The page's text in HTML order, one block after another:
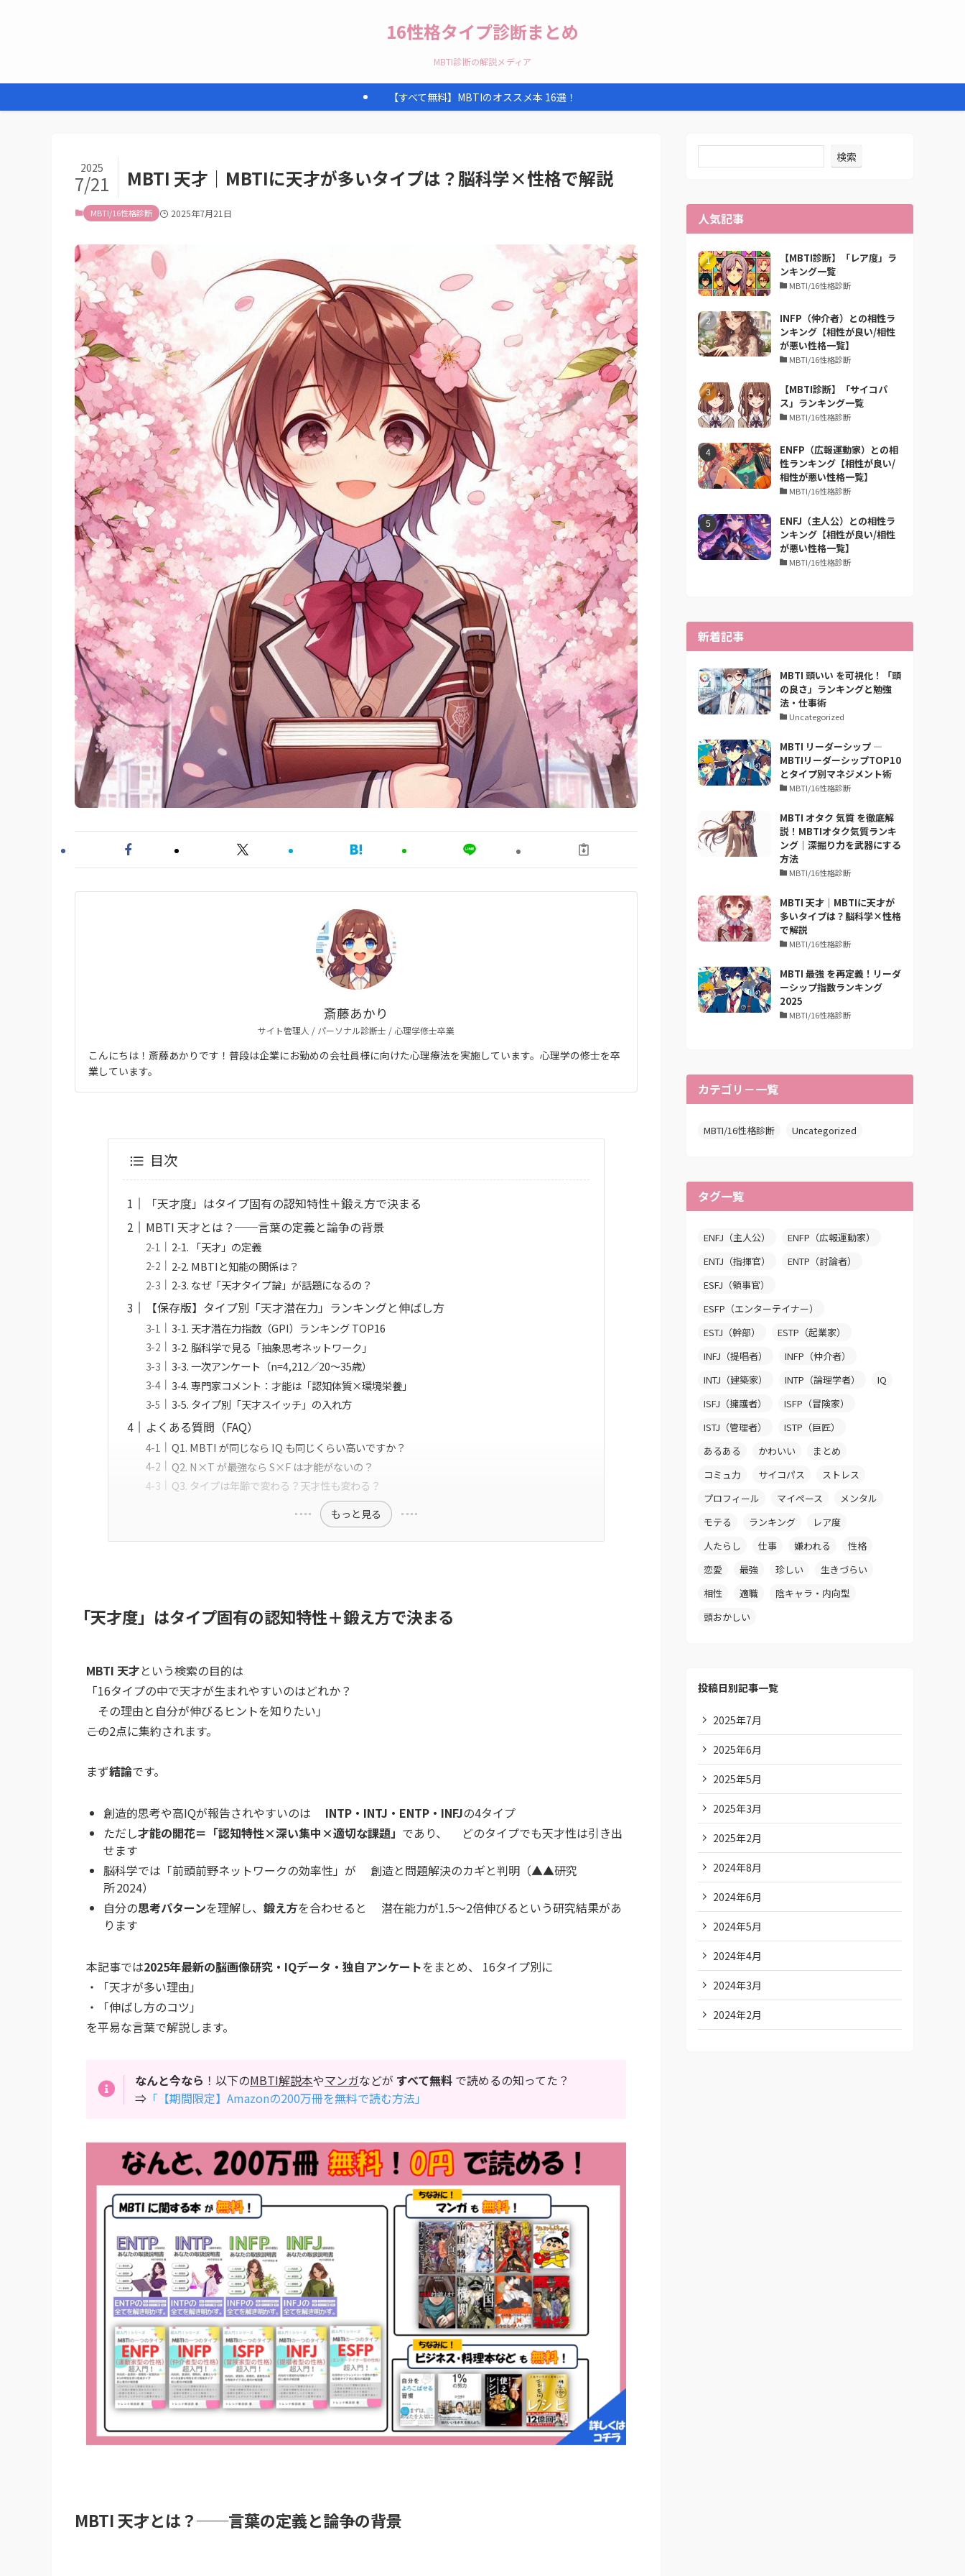
16性格タイプ診断まとめ
MBTI診断の解説メディア
【すべて無料】MBTIのオススメ本 16選！
MBTI 天才｜MBTIに天才が多いタイプは？脳科学×性格で解説
2025
7/21
MBTI/16性格診断 2025年7月21日
斎藤あかり
サイト管理人 / パーソナル診断士 / 心理学修士卒業
こんにちは！斎藤あかりです！普段は企業にお勤めの会社員様に向けた心理療法を実施しています。心理学の修士を卒
業しています。
目次
「天才度」はタイプ固有の認知特性＋鍛え方で決まる
MBTI 天才とは？──言葉の定義と論争の背景
2‑1. 「天才」の定義
2‑2. MBTIと知能の関係は？
2‑3. なぜ「天才タイプ論」が話題になるの？
【保存版】タイプ別「天才潜在力」ランキングと伸ばし方
3‑1. 天才潜在力指数（GPI）ランキング TOP16
3‑2. 脳科学で見る「抽象思考ネットワーク」
3‑3. 一次アンケート（n=4,212／20〜35歳）
3‑4. 専門家コメント：才能は「認知体質×環境栄養」
3‑5. タイプ別「天才スイッチ」の入れ方
よくある質問（FAQ）
Q1. MBTI が同じなら IQ も同じくらい高いですか？
Q2. N×T が最強なら S×F は才能がないの？
Q3. タイプは年齢で変わる？天才性も変わる？
もっと見る
「天才度」はタイプ固有の認知特性＋鍛え方で決まる
MBTI 天才という検索の目的は
「16タイプの中で天才が生まれやすいのはどれか？
その理由と自分が伸びるヒントを知りたい」
――この2点に集約されます。
まず結論です。
創造的思考や高IQが報告されやすいのは INTP・INTJ・ENTP・INFJの4タイプ
ただし才能の開花＝「認知特性×深い集中×適切な課題」 であり、 どのタイプでも天才性は引き出
せます
脳科学では「前頭前野ネットワークの効率性」が 創造と問題解決のカギと判明（▲▲研究
所 2024）
自分の思考パターンを理解し、 鍛え方を合わせると 潜在能力が1.5～2倍伸びるという研究結果があ
ります
本記事では2025年最新の脳画像研究・IQデータ・独自アンケートをまとめ、 16タイプ別に
・「天才が多い理由」
・「伸ばし方のコツ」
を平易な言葉で解説します。
なんと今なら ！以下のMBTI解説本やマンガなどが すべて無料 で読めるの知ってた？
⇒ 「【期間限定】Amazonの200万冊を無料で読む方法」
MBTI 天才とは？──言葉の定義と論争の背景
検索
人気記事
【MBTI診断】「レア度」ラ
ンキング一覧
MBTI/16性格診断
INFP（仲介者）との相性ラ
ンキング【相性が良い/相性
が悪い性格一覧】
MBTI/16性格診断
【MBTI診断】「サイコパ
ス」ランキング一覧
MBTI/16性格診断
ENFP（広報運動家）との相
性ランキング【相性が良い/
相性が悪い性格一覧】
MBTI/16性格診断
ENFJ（主人公）との相性ラ
ンキング【相性が良い/相性
が悪い性格一覧】
MBTI/16性格診断
新着記事
MBTI 頭いい を可視化！「頭
の良さ」ランキングと勉強
法・仕事術
Uncategorized
MBTI リーダーシップ —
MBTIリーダーシップTOP10
とタイプ別マネジメント術
MBTI/16性格診断
MBTI オタク 気質 を徹底解
説！MBTIオタク気質ランキ
ング｜深掘り力を武器にする
方法
MBTI/16性格診断
MBTI 天才｜MBTIに天才が
多いタイプは？脳科学×性格
で解説
MBTI/16性格診断
MBTI 最強 を再定義！リーダ
ーシップ指数ランキング
2025
MBTI/16性格診断
カテゴリ－一覧
MBTI/16性格診断 Uncategorized
タグ一覧
ENFJ（主人公）
ENFP（広報運動家）
ENTJ（指揮官）
ENTP（討論者）
ESFJ（領事官）
ESFP（エンターテイナー）
ESTJ（幹部）
ESTP（起業家）
INFJ（提唱者）
INFP（仲介者）
INTJ（建築家）
INTP（論理学者）
IQ
ISFJ（擁護者）
ISFP（冒険家）
ISTJ（管理者）
ISTP（巨匠）
あるある
かわいい
まとめ
コミュ力
サイコパス
ストレス
プロフィール
マイペース
メンタル
モテる
ランキング
レア度
人たらし
仕事 嫌われる
性格
恋愛
最強 珍しい
生きづらい
相性
適職
陰キャラ・内向型
頭おかしい
投稿日別記事一覧
2025年7月
2025年6月
2025年5月
2025年3月
2025年2月
2024年8月
2024年6月
2024年5月
2024年4月
2024年3月
2024年2月